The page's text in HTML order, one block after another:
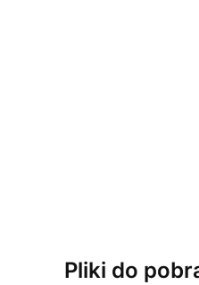
Pliki do